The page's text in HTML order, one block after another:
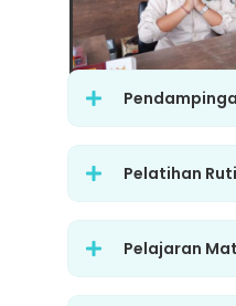
Pelatihan
Pelajaran